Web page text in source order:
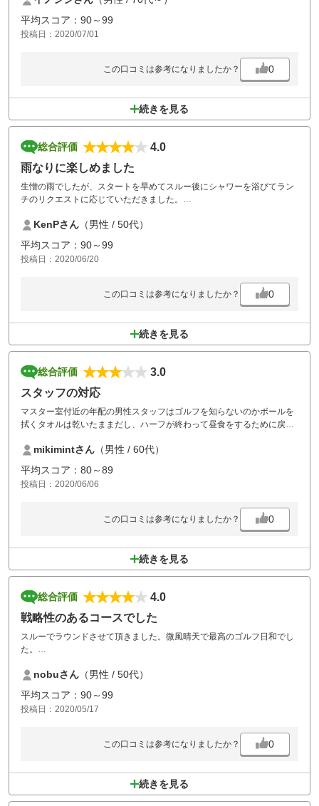
平均スコア：90～99
投稿日：2020/07/01
この口コミは参考になりましたか？ 0
続きを見る
総合評価
4.0
雨なりに楽しめました
生憎の雨でしたが、スタートを早めてスルー後にシャワーを浴びてラン
チのリクエストに応じていただきました。
ゴルフより良かったかも。
一部がけ崩れによる修復中のホールもありましたが楽しく回れました。
KenPさん （男性 / 50代）
平均スコア：90～99
投稿日：2020/06/20
この口コミは参考になりましたか？ 0
続きを見る
総合評価
3.0
スタッフの対応
マスター室付近の年配の男性スタッフはゴルフを知らないのかボールを
拭くタオルは乾いたままだし、ハーフが終わって昼食をするために戻っ
オルのままでした。仕方なく自分でトイレの洗面所で洗いました。ゴル
ファーの立場になって仕事をして欲しいと思います。
mikimintさん （男性 / 60代）
平均スコア：80～89
投稿日：2020/06/06
この口コミは参考になりましたか？ 0
続きを見る
総合評価
4.0
戦略性のあるコースでした
スルーでラウンドさせて頂きました。微風晴天で最高のゴルフ日和でし
た。
ね・・・
スは芝が熟成していて、フェアウエーは打ち易くグリーンも最高な仕上
がりでした。歴史が古いゴルフ場ですから２グリーン増して小さなグリ
ーンには手惑いました。
が危険防止も徹底していて問題ありません。収束しましたらまたお伺い
nobuさん （男性 / 50代）
平均スコア：90～99
投稿日：2020/05/17
この口コミは参考になりましたか？ 0
続きを見る